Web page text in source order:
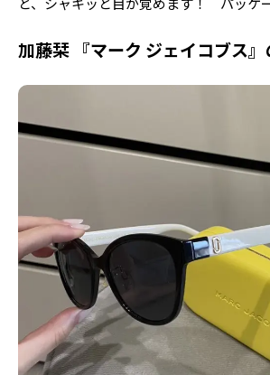
加藤栞 『マーク ジェイコブス